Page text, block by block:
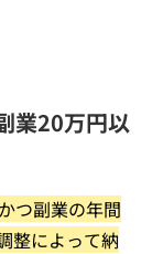
業20万円以
つ副業の年間
整によって納